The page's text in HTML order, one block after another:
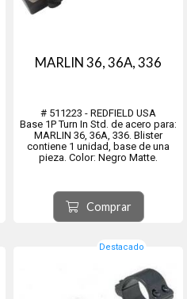
MARLIN 36, 36A, 336
# 511223 - REDFIELD USA
Base 1P Turn In Std. de acero para:
MARLIN 36, 36A, 336. Blister
contiene 1 unidad, base de una
pieza. Color: Negro Matte.
Comprar
Destacado